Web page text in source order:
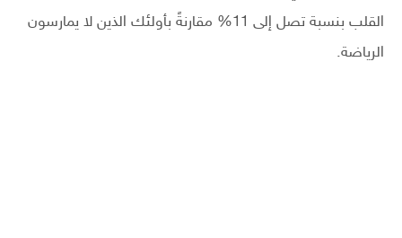
القلب بنسبة تصل إلى 11% مقارنةً بأولئك الذين لا يمارسون
الرياضة.